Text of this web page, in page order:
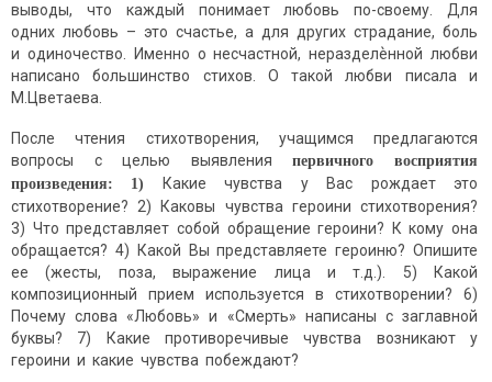
выводы, что каждый понимает любовь по-своему. Для
одних любовь – это счастье, а для других страдание, боль
и одиночество. Именно о несчастной, неразделѐнной любви
написано большинство стихов. О такой любви писала и
М.Цветаева.
После чтения стихотворения, учащимся предлагаются
вопросы с целью выявленияпервичного
восприятия
произведения:
1)
Какие чувства у Вас рождает это
стихотворение? 2) Каковы чувства героини стихотворения?
3) Что представляет собой обращение героини? К кому она
обращается? 4) Какой Вы представляете героиню? Опишите
ее (жесты, поза, выражение лица и т.д.). 5) Какой
композиционный прием используется в стихотворении? 6)
Почему слова «Любовь» и «Смерть» написаны с заглавной
буквы? 7) Какие противоречивые чувства возникают у
героини и какие чувства побеждают?